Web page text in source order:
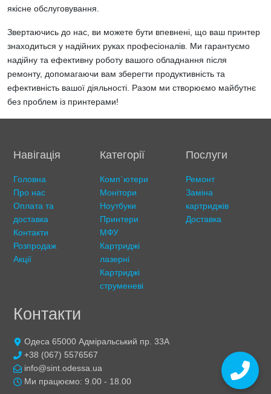
якісне обслуговування.
Звертаючись до нас, ви можете бути впевнені, що ваш принтер
знаходиться у надійних руках професіоналів. Ми гарантуємо
надійну та ефективну роботу вашого обладнання після
ремонту, допомагаючи вам зберегти продуктивність та
ефективність вашої діяльності. Разом ми створюємо майбутнє
без проблем із принтерами!
Навігація
Головна
Про нас
Оплата та
доставка
Контакти
Розпродаж
Акції
Категорії
Комп`ютери
Монітори
Ноутбуки
Принтери
МФУ
Картриджі
лазерні
Картриджі
струменеві
Послуги
Ремонт
Заміна
картриджів
Доставка
Контакти
Одеса 65000 Адміральський пр. 33А
+38 (067) 5576567
info@sint.odessa.ua
Ми працюємо: 9.00 - 18.00